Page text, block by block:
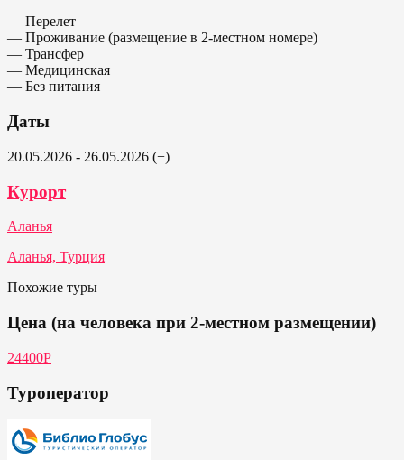
— Перелет
— Проживание (размещение в 2-местном номере)
— Трансфер
— Медицинская
— Без питания
Даты
20.05.2026 - 26.05.2026 (+)
Курорт
Аланья
Аланья, Турция
Похожие туры
Цена (на человека при 2-местном размещении)
24400P
Туроператор